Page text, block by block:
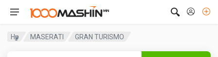
Нүүр MASERATI GRAN TURISMO